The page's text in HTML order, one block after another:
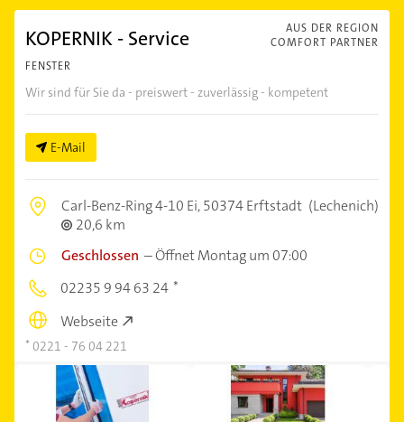
AUS DER REGION
COMFORT PARTNER
KOPERNIK - Service
FENSTER
Wir sind für Sie da - preiswert - zuverlässig - kompetent
E-Mail
Carl-Benz-Ring 4-10 Ei,50374 Erftstadt (Lechenich)
20,6 km
Geschlossen –Öffnet Montag um 07:00
02235 9 94 63 24
Webseite
0221 - 76 04 221